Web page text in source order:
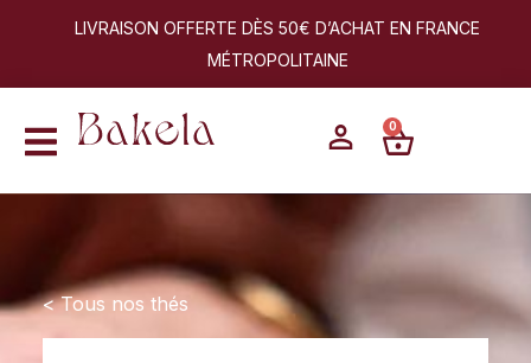
LIVRAISON OFFERTE DÈS 50€ D’ACHAT EN FRANCE
MÉTROPOLITAINE
0
< Tous nos thés